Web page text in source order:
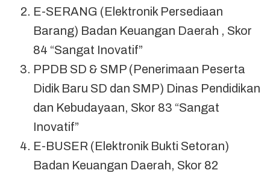
E-SERANG (Elektronik Persediaan
Barang) Badan Keuangan Daerah , Skor
84 “Sangat Inovatif”
PPDB SD & SMP (Penerimaan Peserta
Didik Baru SD dan SMP) Dinas Pendidikan
dan Kebudayaan, Skor 83 “Sangat
Inovatif”
E-BUSER (Elektronik Bukti Setoran)
Badan Keuangan Daerah, Skor 82